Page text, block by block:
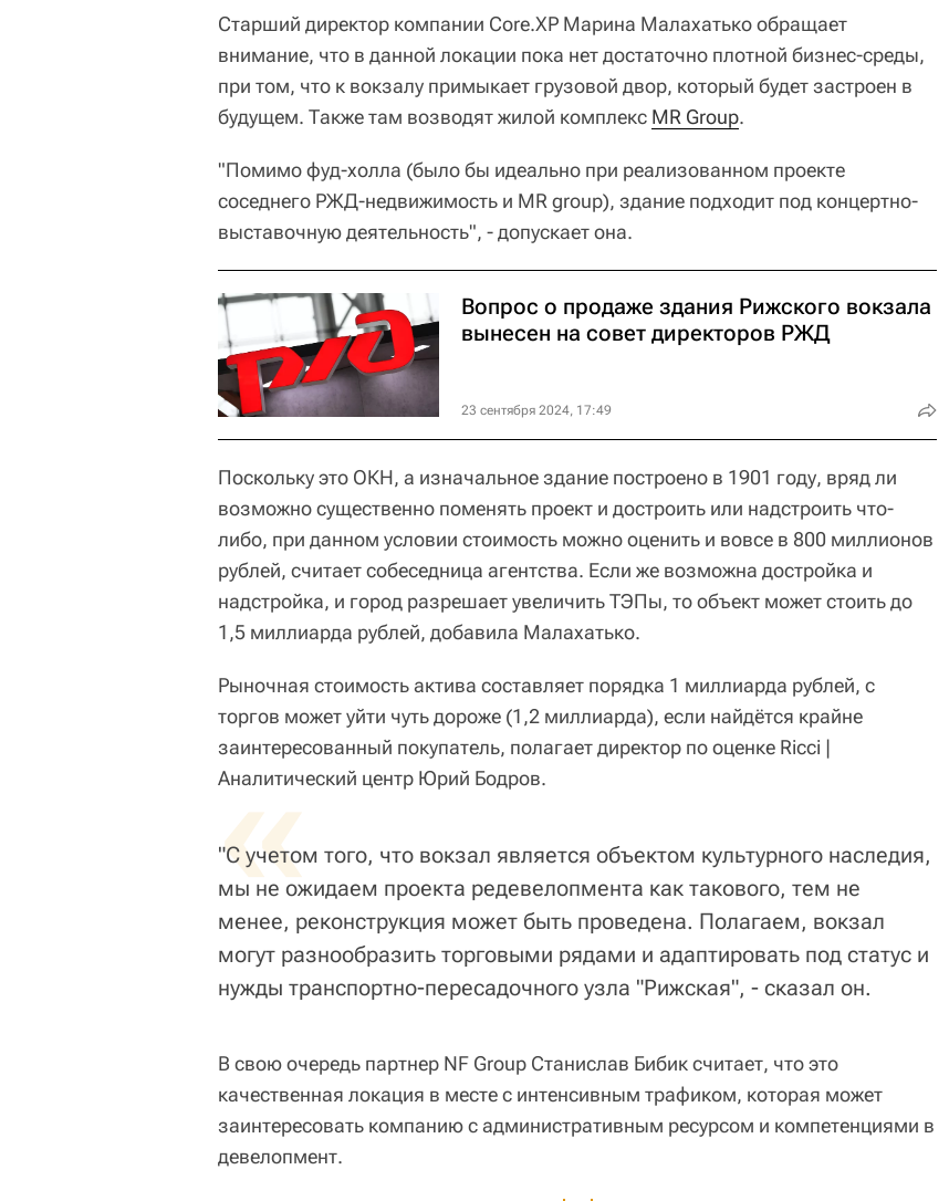
Старший директор компании Core.XP Марина Малахатько обращает
внимание, что в данной локации пока нет достаточно плотной бизнес-среды,
при том, что к вокзалу примыкает грузовой двор, который будет застроен в
будущем. Также там возводят жилой комплекс MR Group.
"Помимо фуд-холла (было бы идеально при реализованном проекте
соседнего РЖД-недвижимость и MR group), здание подходит под концертно-
выставочную деятельность", - допускает она.
Вопрос о продаже здания Рижского вокзала
вынесен на совет директоров РЖД
23 сентября 2024, 17:49
Поскольку это ОКН, а изначальное здание построено в 1901 году, вряд ли
возможно существенно поменять проект и достроить или надстроить что-
либо, при данном условии стоимость можно оценить и вовсе в 800 миллионов
рублей, считает собеседница агентства. Если же возможна достройка и
надстройка, и город разрешает увеличить ТЭПы, то объект может стоить до
1,5 миллиарда рублей, добавила Малахатько.
Рыночная стоимость актива составляет порядка 1 миллиарда рублей, с
торгов может уйти чуть дороже (1,2 миллиарда), если найдётся крайне
заинтересованный покупатель, полагает директор по оценке Ricci |
Аналитический центр Юрий Бодров.
«
"С учетом того, что вокзал является объектом культурного наследия,
мы не ожидаем проекта редевелопмента как такового, тем не
менее, реконструкция может быть проведена. Полагаем, вокзал
могут разнообразить торговыми рядами и адаптировать под статус и
нужды транспортно-пересадочного узла "Рижская", - сказал он.
В свою очередь партнер NF Group Станислав Бибик считает, что это
качественная локация в месте с интенсивным трафиком, которая может
заинтересовать компанию с административным ресурсом и компетенциями в
девелопмент.